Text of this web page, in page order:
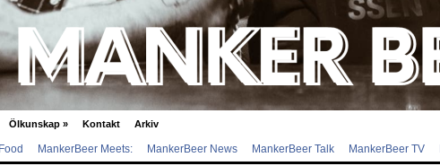
Ölkunskap » Kontakt Arkiv
MankerBeer Meets: MankerBeer News MankerBeer Talk MankerBeer TV